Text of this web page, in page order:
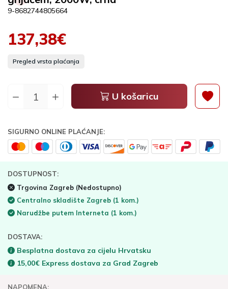
9-8682744805664
137,38€
Pregled vrsta plaćanja
U košaricu
SIGURNO ONLINE PLAĆANJE:
DOSTUPNOST:
Trgovina Zagreb (Nedostupno)
Centralno skladište Zagreb (1 kom.)
Narudžbe putem Interneta (1 kom.)
DOSTAVA:
Besplatna dostava za cijelu Hrvatsku
15,00€ Express dostava za Grad Zagreb
NAPOMENA: